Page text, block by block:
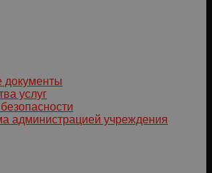
документы
услуг
администрацией учреждения